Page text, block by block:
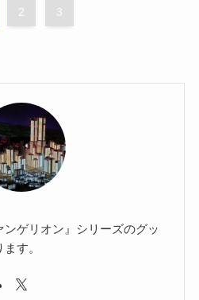
2 3
ゲリオン』シリーズのグッ
す。